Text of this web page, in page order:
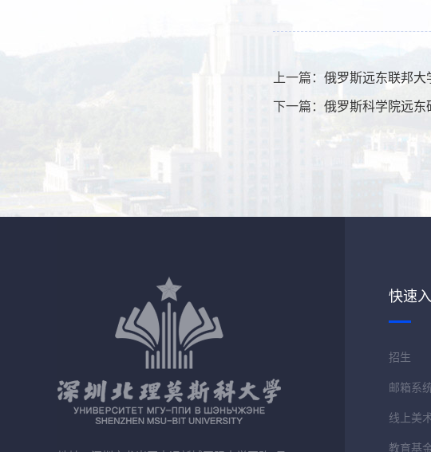
上一篇： 俄罗斯远东联邦大
下一篇： 俄罗斯科学院远东
快速
招生
邮箱系
线上美
教育基